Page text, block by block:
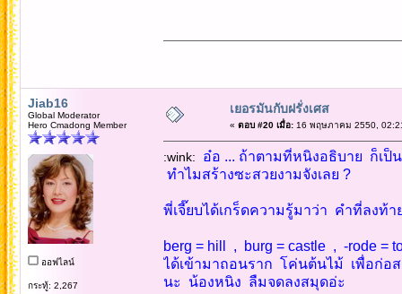
Jiab16
Global Moderator
Hero Cmadong Member
ออฟไลน์
กระทู้: 2,267
เยอรมันกับฝรั่งเศส
« ตอบ #20 เมื่อ:16 พฤษภาคม 2550,
:wink: อ๋อ ... ถ้าตามที่หนิงอธิบาย ก็เป็
ทำไมสร้างซะสวยงามจังเลย ?
พี่เจี๊ยบได้เกร็ดความรู้มาว่า คำที่ลง
berg = hill , burg = castle , -rode
ได้เข้ามาถอนราก โค่นต้นไม้ เพื่อก่อ
นะ น้องหนิง ลืมจดลงสมุดอ่ะ